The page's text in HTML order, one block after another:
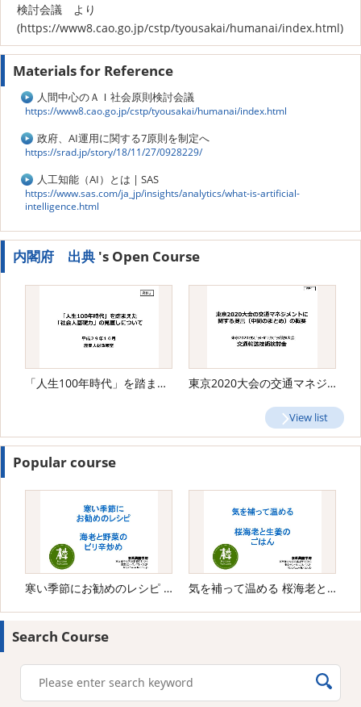
検討会議 より
(https://www8.cao.go.jp/cstp/tyousakai/humanai/index.html)
Materials for Reference
人間中心のＡＩ社会原則検討会議
https://www8.cao.go.jp/cstp/tyousakai/humanai/index.html
政府、AI運用に関する7原則を制定へ
https://srad.jp/story/18/11/27/0928229/
人工知能（AI）とは | SAS
https://www.sas.com/ja_jp/insights/analytics/what-is-artificial-
intelligence.html
内閣府 出典 's Open Course
「人生100年時代」を踏まえた「社会人基礎力」の見直しについて 東京2020大会の交通マネジメントに関する提言の概要
View list
Popular course
寒い季節にお勧めのレシピ 海老と野菜のピリ辛炒め 気を補って温める 桜海老と生姜のごはん
Search Course